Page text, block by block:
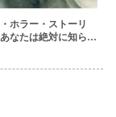
ホラー・ストーリ
なたは絶対に知らな